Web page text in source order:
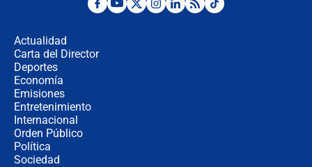
Posesión de Abelardo De La Espriella
Actualidad
Carta del Director
Deportes
Economía
Emisiones
Entretenimiento
Internacional
Orden Público
Política
Sociedad